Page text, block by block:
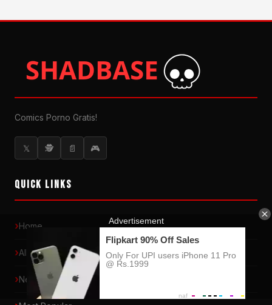
Comics Porno Gratis!
𝕏 🕵 📄 🎮
QUICK LINKS
Home
All Comics
New Releases